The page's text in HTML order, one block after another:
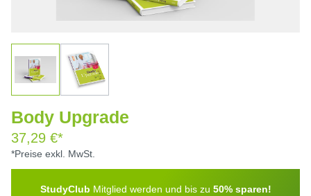
Body Upgrade
37,29 €*
*Preise exkl. MwSt.
StudyClub Mitglied werden und bis zu 50% sparen!